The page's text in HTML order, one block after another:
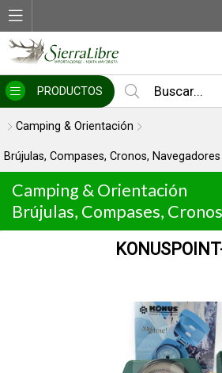
PRODUCTOS
Camping & Orientación
Brújulas, Compases, Cronos, Navegadores
Camping & Orientación
Brújulas, Compases,